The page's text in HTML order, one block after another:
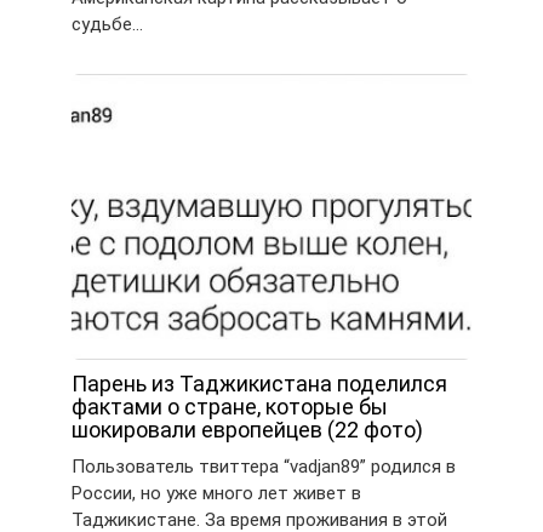
судьбе…
Парень из Таджикистана поделился
фактами о стране, которые бы
шокировали европейцев (22 фото)
Пользователь твиттера “vadjan89” родился в
России, но уже много лет живет в
Таджикистане. За время проживания в этой